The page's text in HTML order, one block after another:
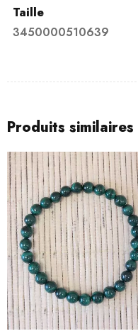
Taille
3450000510639
Produits similaires